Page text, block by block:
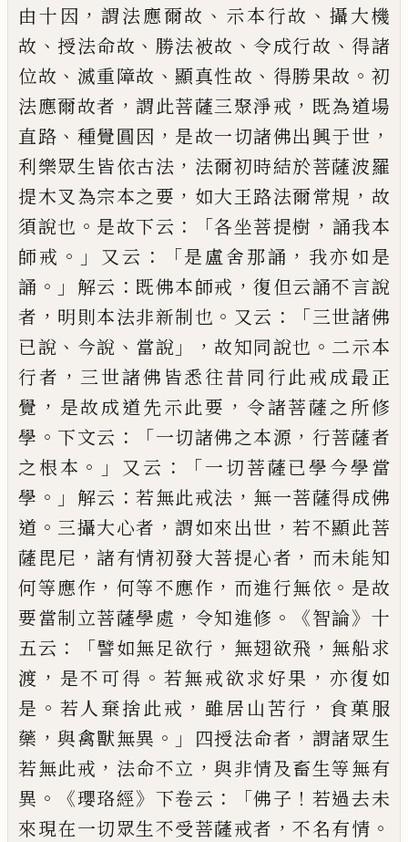
由十 因 ，謂法應爾故 、 示本行故 、 攝大機
故 、 授法命故 、 勝法被故 、令成行故 、 得諸
位故 、 滅重障故 、 顯真性故 、 得勝果故 。 初
法應爾故者 ，謂此菩薩三聚淨戒 ， 既為道場
直路 、 種覺圓因 ， 是故一切諸佛出興于世 ，
利樂眾生皆依古法 ， 法爾初時結於菩薩波羅
提木叉為宗本之要 ， 如大王路法爾常規 ， 故
須說也 。 是故下云 ：「各坐菩提樹 ， 誦我本
師戒 。」 又云 ：「是盧舍那誦 ， 我亦如是
誦 。」 解云 ： 既佛本師戒 ，復但云誦不言說
者 ， 明則本法非新制也 。 又云 ：「三世諸佛
已說 、 今說 、 當說 」，故知同說也 。 二示本
行者 ， 三世諸佛皆悉往昔同行此戒成最正
覺 ， 是故成道先示此要 ， 令諸菩薩之所修
學 。 下文云 ：「一切諸佛之本源 ， 行菩薩者
之根本 。」 又云 ：「一切菩薩已學今學當
學 。」 解云 ：若無此戒法 ， 無一菩薩得成佛
道 。 三攝大心者 ，謂如來出世 ，若不顯此菩
薩毘尼 ，諸有情初發大菩提心者 ， 而未能知
何等應作 ， 何等不應作 ， 而進行無依 。 是故
要當制立菩薩學處 ， 令知進修 。《智論》 十
五云 ：「譬如無足欲行 ， 無翅欲飛 ， 無船求
渡 ， 是不可得 。 若無戒欲求好果 ， 亦復如
是 。 若人棄捨此戒 ，雖居山苦行 ， 食菓服
藥 ，與禽獸無異 。」 四授法命者 ， 謂諸眾生
若無此戒 ， 法命不立 ，與非情及畜生等無有
異 。《瓔珞經》 下卷云 ：「佛子 ！ 若過去未
來現在一切眾生不受菩薩戒者 ，不名有情 。